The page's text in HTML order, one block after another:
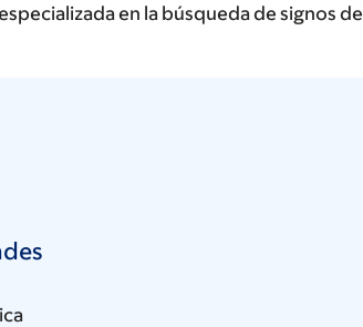
en la búsqueda de signos de